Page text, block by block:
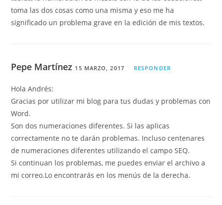
toma las dos cosas como una misma y eso me ha
significado un problema grave en la edición de mis textos.
Pepe Martínez 15 MARZO, 2017 RESPONDER
Hola Andrés:
Gracias por utilizar mi blog para tus dudas y problemas con
Word.
Son dos numeraciones diferentes. Si las aplicas
correctamente no te darán problemas. Incluso centenares
de numeraciones diferentes utilizando el campo SEQ.
Si continuan los problemas, me puedes enviar el archivo a
mi correo.Lo encontrarás en los menús de la derecha.